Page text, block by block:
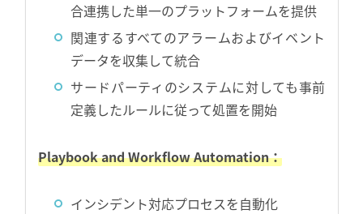
合連携した単一のプラットフォームを提供
関連するすべてのアラームおよびイベント
データを収集して統合
サードパーティのシステムに対しても事前
定義したルールに従って処置を開始
Playbook and Workflow Automation：
インシデント対応プロセスを自動化